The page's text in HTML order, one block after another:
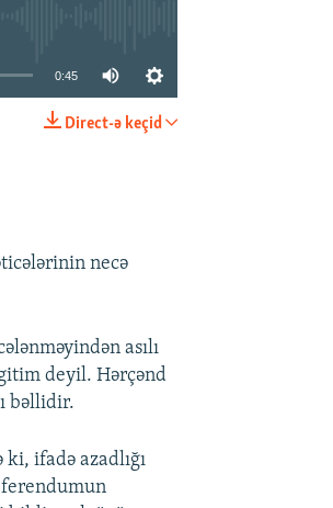
0:45
Direct-ə keçid
necə
asılı
deyil. Hərçənd
bəllidir.
ifadə azadlığı